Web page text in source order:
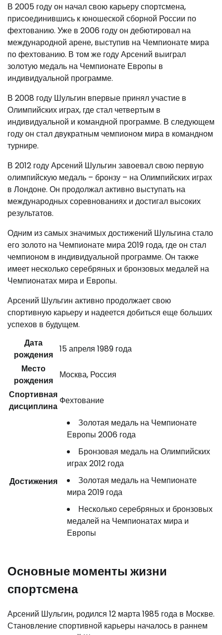
В 2005 году он начал свою карьеру спортсмена,
присоединившись к юношеской сборной России по
фехтованию. Уже в 2006 году он дебютировал на
международной арене, выступив на Чемпионате мира
по фехтованию. В том же году Арсений выиграл
золотую медаль на Чемпионате Европы в
индивидуальной программе.
В 2008 году Шульгин впервые принял участие в
Олимпийских играх, где стал четвертым в
индивидуальной и командной программе. В следующем
году он стал двукратным чемпионом мира в командном
турнире.
В 2012 году Арсений Шульгин завоевал свою первую
олимпийскую медаль – бронзу – на Олимпийских играх
в Лондоне. Он продолжал активно выступать на
международных соревнованиях и достигал высоких
результатов.
Одним из самых значимых достижений Шульгина стало
его золото на Чемпионате мира 2019 года, где он стал
чемпионом в индивидуальной программе. Он также
имеет несколько серебряных и бронзовых медалей на
Чемпионатах мира и Европы.
Арсений Шульгин активно продолжает свою
спортивную карьеру и надеется добиться еще больших
успехов в будущем.
Дата
рождения
15 апреля 1989 года
Место
рождения
Москва, Россия
Спортивная
дисциплина
Фехтование
Достижения
Золотая медаль на Чемпионате
Европы 2006 года
Бронзовая медаль на Олимпийских
играх 2012 года
Золотая медаль на Чемпионате
мира 2019 года
Несколько серебряных и бронзовых
медалей на Чемпионатах мира и
Европы
Основные моменты жизни
спортсмена
Арсений Шульгин, родился 12 марта 1985 года в Москве.
Становление спортивной карьеры началось в раннем